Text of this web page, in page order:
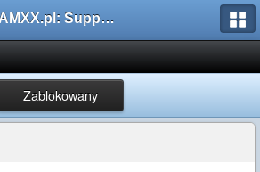
AMXX.pl: Support AMX Mod X i SourceMod
Zablokowany